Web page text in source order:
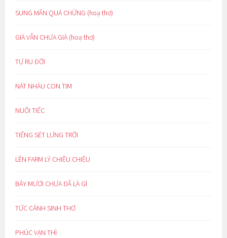
SUNG MÃN QUÁ CHỪNG (hoạ thơ)
GIÀ VẪN CHƯA GIÀ (hoạ thơ)
TỰ RU ĐỜI
NÁT NHÀU CON TIM
NUỐI TIẾC
TIẾNG SÉT LƯNG TRỜI
LÊN FARM LÝ CHIỀU CHIỀU
BẢY MƯƠI CHƯA ĐÃ LÀ GÌ
TỨC CẢNH SINH THƠ
PHÚC VẠN THÌ